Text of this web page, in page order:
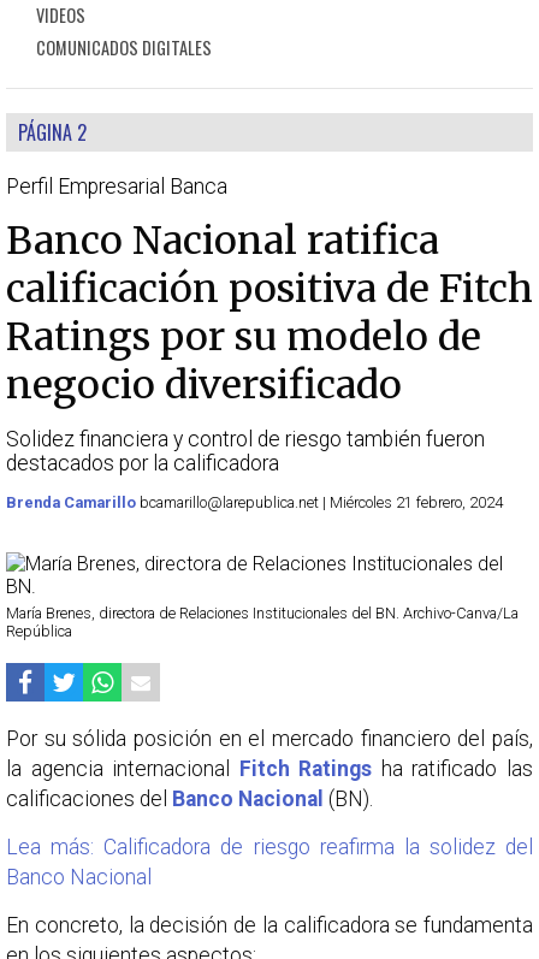
VIDEOS
COMUNICADOS DIGITALES
PÁGINA 2
Perfil Empresarial Banca
Banco Nacional ratifica
calificación positiva de Fitch
Ratings por su modelo de
negocio diversificado
Solidez financiera y control de riesgo también fueron
destacados por la calificadora
Brenda Camarillo bcamarillo@larepublica.net | Miércoles 21 febrero, 2024
María Brenes, directora de Relaciones Institucionales del BN. Archivo-Canva/La
República
Por su sólida posición en el mercado financiero del país,
la agencia internacional
Fitch Ratings ha ratificado las
calificaciones del Banco Nacional (BN).
Lea más: Calificadora de riesgo reafirma la solidez del
Banco Nacional
En concreto, la decisión de la calificadora se fundamenta